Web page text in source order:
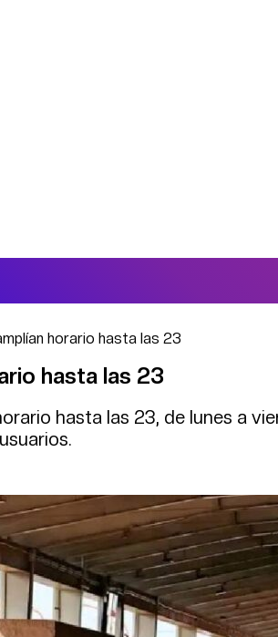
horario hasta las 23
hasta las 23
hasta las 23, de lunes a